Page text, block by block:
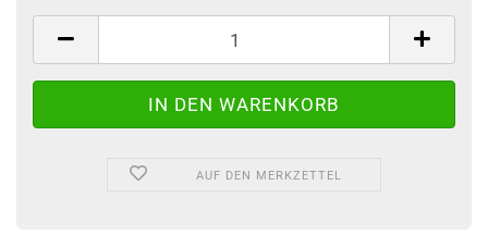
AUF DEN MERKZETTEL